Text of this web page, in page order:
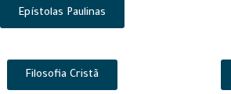
Epístolas Paulinas
Filosofia Cristã